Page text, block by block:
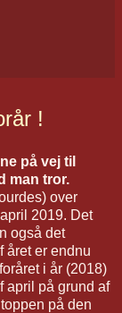
!
på vej til
man tror.
over
2019. Det
også det
året er endnu
i år (2018)
april på grund af
på den